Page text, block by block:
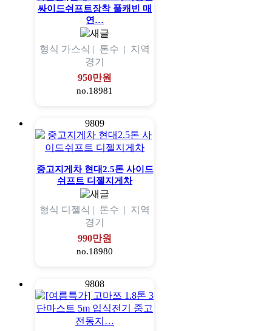
싸이드쉬프트장착 풀캐빈 매
연…
형식 가스식 | 톤수 | 지역
경기
950만원
no.18981
9809
중고지게차 현대2.5톤 사이드
쉬프트 디젤지게차
형식 디젤식 | 톤수 | 지역
경기
990만원
no.18980
9808